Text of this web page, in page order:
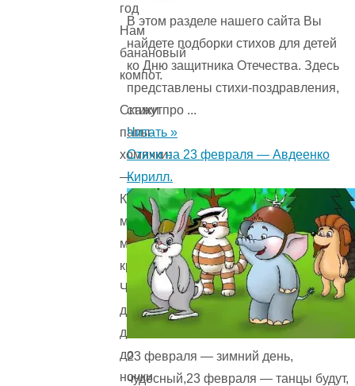
год
Нам
банановый
компот.
Скажут
папы-
хомячки:
—
Купим
мамам
мы
крючки!
Чтобы
день-
деньской
до
ночки
В этом разделе нашего сайта Вы
найдете подборки стихов для детей
ко Дню защитника Отечества. Здесь
представлены стихи-поздравления,
стихи про ...
Читать »
Стихи на 23 февраля — Авдеенко
Кирилл.
23 февраля — зимний день,
чудесный,23 февраля — танцы будут,